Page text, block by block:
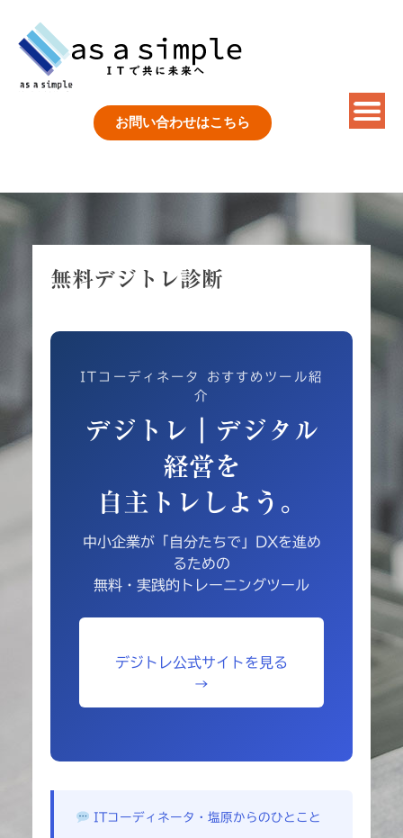
content
お問い合わせはこちら
無料デジトレ診断
ITコーディネータ おすすめツール紹
介
デジトレ｜デジタル
経営を
自主トレしよう。
中小企業が「自分たちで」DXを進め
るための
無料・実践的トレーニングツール
デジトレ公式サイトを見る
→
ITコーディネータ・塩原からのひとこと